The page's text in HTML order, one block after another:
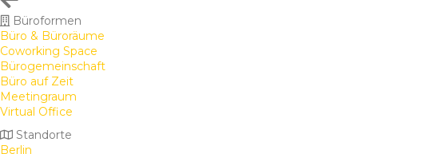
Büroformen
Büro & Büroräume
Coworking Space
Bürogemeinschaft
Büro auf Zeit
Meetingraum
Virtual Office
Standorte
Berlin